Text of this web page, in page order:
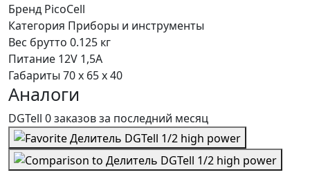
Бренд PicoCell
Категория Приборы и инструменты
Вес брутто 0.125 кг
Питание 12V 1,5A
Габариты 70 х 65 х 40
Аналоги
DGTell 0 заказовза последний месяц